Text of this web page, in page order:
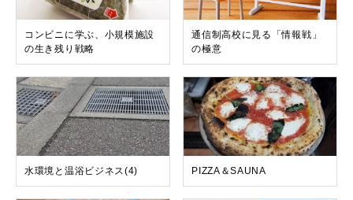
コンビニに学ぶ、小規模施設
の生き残り戦略
通信制高校に見る「情報戦」
の極意
水環境と温浴ビジネス(4) PIZZA＆SAUNA